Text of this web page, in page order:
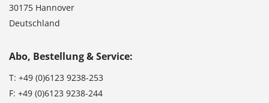
30175 Hannover
Deutschland
Abo, Bestellung & Service:
T: +49 (0)6123 9238-253
F: +49 (0)6123 9238-244